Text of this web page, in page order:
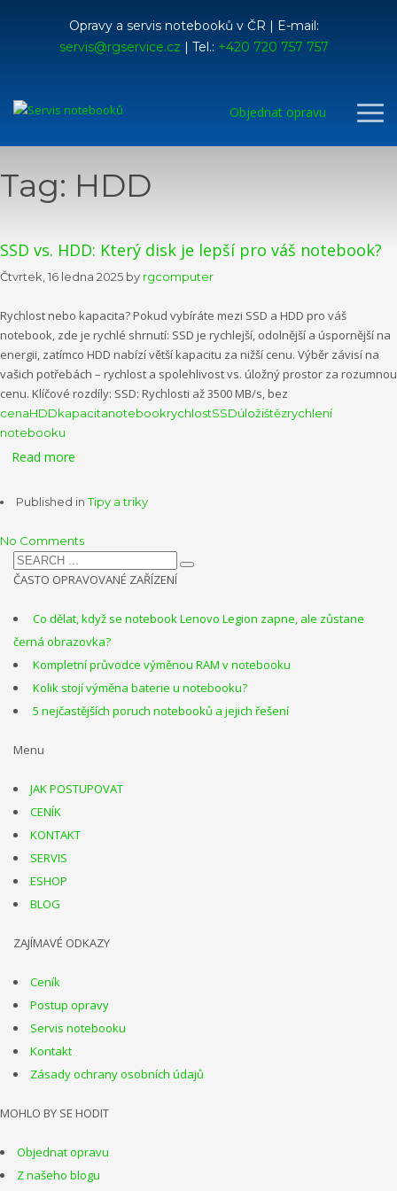
Opravy a servis notebooků v ČR | E-mail:
servis@rgservice.cz | Tel.: +420 720 757 757
Objednat opravu
Tag: HDD
SSD vs. HDD: Který disk je lepší pro váš notebook?
Čtvrtek, 16 ledna 2025 by rgcomputer
Rychlost nebo kapacita? Pokud vybíráte mezi SSD a HDD pro váš
notebook, zde je rychlé shrnutí: SSD je rychlejší, odolnější a úspornější na
energii, zatímco HDD nabízí větší kapacitu za nižší cenu. Výběr závisí na
vašich potřebách – rychlost a spolehlivost vs. úložný prostor za rozumnou
cenu. Klíčové rozdíly: SSD: Rychlosti až 3500 MB/s, bez
cenaHDDkapacitanotebookrychlostSSDúložištězrychlení
notebooku
Read more
Published in Tipy a triky
No Comments
ČASTO OPRAVOVANÉ ZAŘÍZENÍ
Co dělat, když se notebook Lenovo Legion zapne, ale zůstane
černá obrazovka?
Kompletní průvodce výměnou RAM v notebooku
Kolik stojí výměna baterie u notebooku?
5 nejčastějších poruch notebooků a jejich řešení
Menu
JAK POSTUPOVAT
CENÍK
KONTAKT
SERVIS
ESHOP
BLOG
ZAJÍMAVÉ ODKAZY
Ceník
Postup opravy
Servis notebooku
Kontakt
Zásady ochrany osobních údajů
MOHLO BY SE HODIT
Objednat opravu
Z našeho blogu